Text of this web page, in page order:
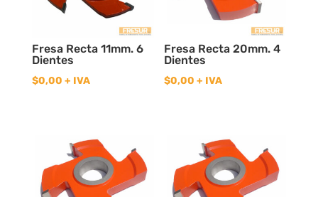
Fresa Recta 11mm. 6
Dientes
$0,00 + IVA
Fresa Recta 20mm. 4
Dientes
$0,00 + IVA